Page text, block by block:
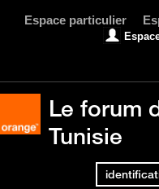
Espace particulier
Le forum
Tunisie